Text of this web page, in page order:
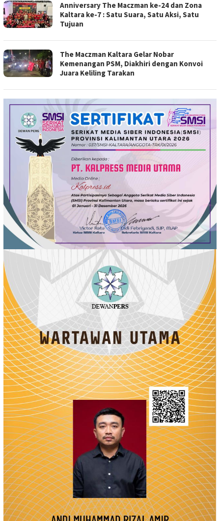
Anniversary The Maczman ke-24 dan Zona
Kaltara ke-7 : Satu Suara, Satu Aksi, Satu
Tujuan
The Maczman Kaltara Gelar Nobar
Kemenangan PSM, Diakhiri dengan Konvoi
Juara Keliling Tarakan